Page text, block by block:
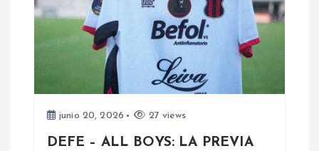
s
junio 20, 2026 27 views
DEFE – ALL BOYS: LA PREVIA